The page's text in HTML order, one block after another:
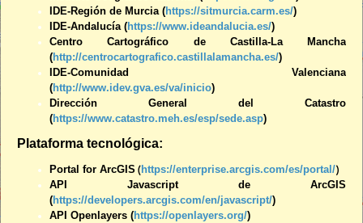
IDE-Región de Murcia (https://sitmurcia.carm.es/)
IDE-Andalucía (https://www.ideandalucia.es/)
Centro Cartográfico de Castilla-La Mancha
(http://centrocartografico.castillalamancha.es/)
IDE-Comunidad Valenciana
(http://www.idev.gva.es/va/inicio)
Dirección General del Catastro
(https://www.catastro.meh.es/esp/sede.asp)
Plataforma tecnológica:
Portal for ArcGIS (https://enterprise.arcgis.com/es/portal/)
API Javascript de ArcGIS
(https://developers.arcgis.com/en/javascript/)
API Openlayers (https://openlayers.org/)